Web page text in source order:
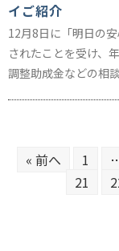
イご紹介
12月8日に「明日の
されたことを受け、
調整助成金などの相
« 前へ 1
21